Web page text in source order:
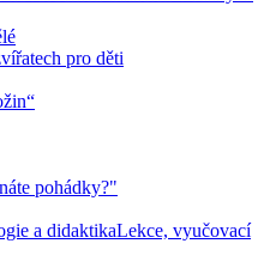
pro děti
pohádky?"
a didaktikaLekce, vyučovací